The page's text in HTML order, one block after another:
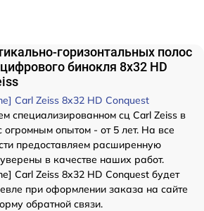
горизонтальных полос
бинокля 8x32 HD
Carl Zeiss 8x32 HD Conquest
специализированном сц Carl Zeiss в
огромным опытом - от 5 лет. На все
предоставляем расширенную
в качестве наших работ.
Carl Zeiss 8x32 HD Conquest будет
при оформлении заказа на сайте
обратной связи.